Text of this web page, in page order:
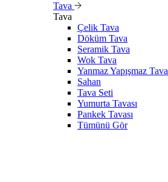
Tava
Tava
Çelik Tava
Döküm Tava
Seramik Tava
Wok Tava
Yanmaz Yapışmaz Tava
Sahan
Tava Seti
Yumurta Tavası
Pankek Tavası
Tümünü Gör